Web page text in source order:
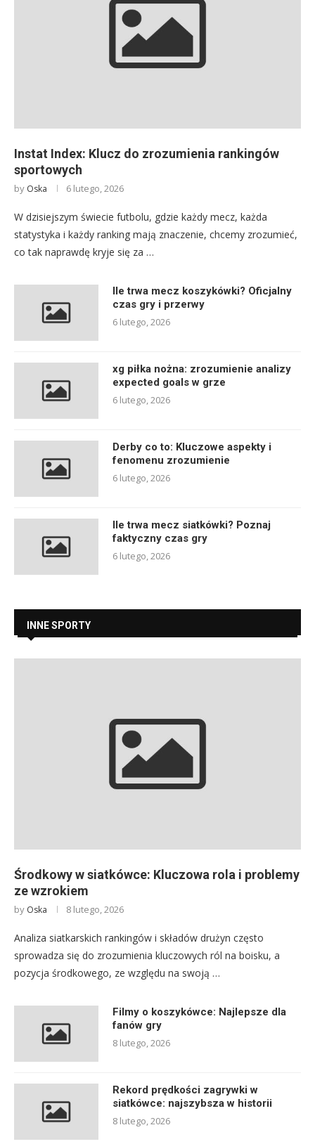
Instat Index: Klucz do zrozumienia rankingów
sportowych
by Oska 6 lutego, 2026
W dzisiejszym świecie futbolu, gdzie każdy mecz, każda
statystyka i każdy ranking mają znaczenie, chcemy zrozumieć,
co tak naprawdę kryje się za …
Ile trwa mecz koszykówki? Oficjalny
czas gry i przerwy
6 lutego, 2026
xg piłka nożna: zrozumienie analizy
expected goals w grze
6 lutego, 2026
Derby co to: Kluczowe aspekty i
fenomenu zrozumienie
6 lutego, 2026
Ile trwa mecz siatkówki? Poznaj
faktyczny czas gry
6 lutego, 2026
INNE SPORTY
Środkowy w siatkówce: Kluczowa rola i problemy
ze wzrokiem
by Oska 8 lutego, 2026
Analiza siatkarskich rankingów i składów drużyn często
sprowadza się do zrozumienia kluczowych ról na boisku, a
pozycja środkowego, ze względu na swoją …
Filmy o koszykówce: Najlepsze dla
fanów gry
8 lutego, 2026
Rekord prędkości zagrywki w
siatkówce: najszybsza w historii
8 lutego, 2026